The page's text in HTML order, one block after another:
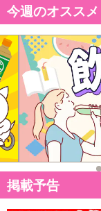
【キャンセルについて
※お申込み後のキャ
記載されている内容
にご納得いただきま
※パッケージ変更や
参考の掲載画像や画
る場合がございます
また、[新たな加工食
了により、商品詳細
合がございます。
あらかじめご了承い
によるお申込み後の
今週のオススメ
掲載予告